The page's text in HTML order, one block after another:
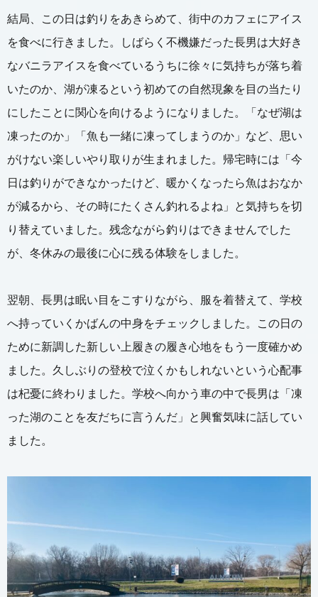
結局、この日は釣りをあきらめて、街中のカフェにアイス
を食べに行きました。しばらく不機嫌だった長男は大好き
なバニラアイスを食べているうちに徐々に気持ちが落ち着
いたのか、湖が凍るという初めての自然現象を目の当たり
にしたことに関心を向けるようになりました。「なぜ湖は
凍ったのか」「魚も一緒に凍ってしまうのか」など、思い
がけない楽しいやり取りが生まれました。帰宅時には「今
日は釣りができなかったけど、暖かくなったら魚はおなか
が減るから、その時にたくさん釣れるよね」と気持ちを切
り替えていました。残念ながら釣りはできませんでした
が、冬休みの最後に心に残る体験をしました。
翌朝、長男は眠い目をこすりながら、服を着替えて、学校
へ持っていくかばんの中身をチェックしました。この日の
ために新調した新しい上履きの履き心地をもう一度確かめ
ました。久しぶりの登校で泣くかもしれないという心配事
は杞憂に終わりました。学校へ向かう車の中で長男は「凍
った湖のことを友だちに言うんだ」と興奮気味に話してい
ました。